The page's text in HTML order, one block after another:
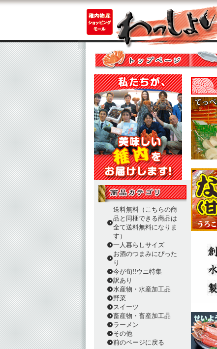
送料無料（こちらの商
品と同梱できる商品は
全て送料無料になりま
す）
一人暮らしサイズ
お酒のつまみにぴった
り
今が旬!!ウニ特集
訳あり
水産物・水産加工品
野菜
スイーツ
畜産物・畜産加工品
ラーメン
その他
前のページに戻る